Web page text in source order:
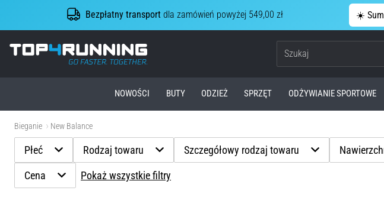
Bezpłatny transportdla zamówień powyżej 549,00 zł ☀️
Top4Running.pl
NOWOŚCI BUTY ODZIEŻ SPRZĘT ODŻYWIANIE SPORTOWE
Bieganie New Balance
Płeć Rodzaj towaru Szczegółowy rodzaj towaru
Cena Pokaż wszystkie filtry